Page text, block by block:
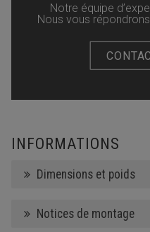
Notre équipe
Nous vous
INFORMATIONS
Dimensions et poids
Notices de montage